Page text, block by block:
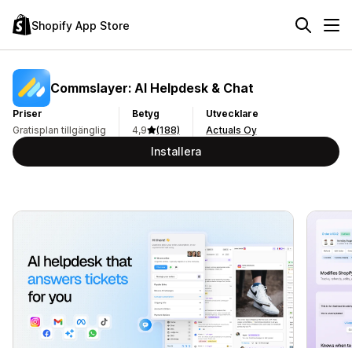
Shopify App Store
Commslayer: AI Helpdesk & Chat
Priser
Gratisplan tillgänglig
Betyg
4,9
(188)
Utvecklare
Actuals Oy
Installera